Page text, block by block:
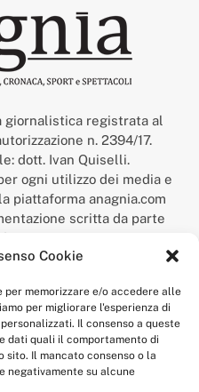
Cookie
memorizzare e/o accedere alle
per migliorare l'esperienza di
Il consenso a queste
dati quali il comportamento di
sito. Il mancato consenso o la
negativamente su alcune
giornalistica registrata al
n. 2394/17.
dott. Ivan Quiselli.
ogni utilizzo dei media e
piattaforma anagnia.com
scritta da parte
presso l’Ufficio Italiano
del 9 febbraio 2017.